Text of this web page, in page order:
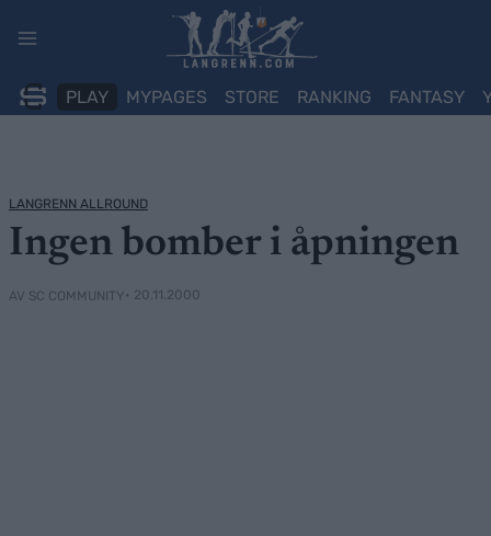
PLAY MYPAGES STORE RANKING FANTASY
LANGRENN ALLROUND
Ingen bomber i åpningen
AV SC COMMUNITY• 20.11.2000